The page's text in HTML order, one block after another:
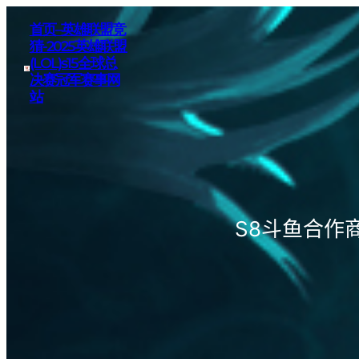
首页–英雄联盟竞
猜-2025英雄联盟
(LOL)s15全球总
决赛冠军赛事网
站